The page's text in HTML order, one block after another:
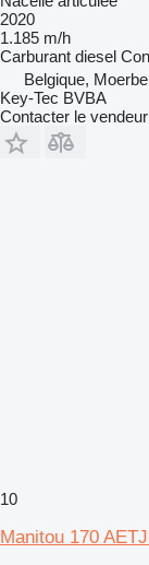
2020
1.185 m/h
Carburant diesel
Belgique,
Key-Tec BVBA
Contacter le vendeur
10
Manitou 170